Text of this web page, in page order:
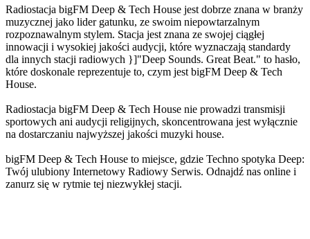
Radiostacja bigFM Deep & Tech House jest dobrze znana w branży
muzycznej jako lider gatunku, ze swoim niepowtarzalnym
rozpoznawalnym stylem. Stacja jest znana ze swojej ciągłej
innowacji i wysokiej jakości audycji, które wyznaczają standardy
dla innych stacji radiowych }]"Deep Sounds. Great Beat." to hasło,
które doskonale reprezentuje to, czym jest bigFM Deep & Tech
House.
Radiostacja bigFM Deep & Tech House nie prowadzi transmisji
sportowych ani audycji religijnych, skoncentrowana jest wyłącznie
na dostarczaniu najwyższej jakości muzyki house.
bigFM Deep & Tech House to miejsce, gdzie Techno spotyka Deep:
Twój ulubiony Internetowy Radiowy Serwis. Odnajdź nas online i
zanurz się w rytmie tej niezwykłej stacji.